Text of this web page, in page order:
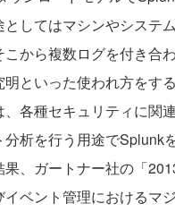
としてはマシンやシステ
から複数ログを付き合
明といった使われ方をす
、各種セキュリティに関
分析を行う用途でSplunk
果、ガートナー社の「
イベント管理におけるマ